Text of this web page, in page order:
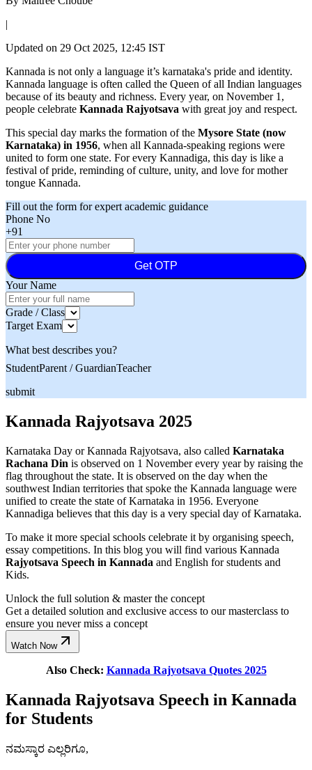
|
Updated on 29 Oct 2025, 12:45 IST
Kannada is not only a language it’s karnataka's pride and identity.
Kannada language is often called the Queen of all Indian languages
because of its beauty and richness. Every year, on November 1,
people celebrate Kannada Rajyotsava with great joy and respect.
This special day marks the formation of the Mysore State (now
Karnataka) in 1956, when all Kannada-speaking regions were
united to form one state. For every Kannadiga, this day is like a
festival of pride, reminding of culture, unity, and love for mother
tongue Kannada.
Fill out the form for expert academic guidance
Phone No
+91
Get OTP
Your Name
Grade / Class
Target Exam
What best describes you?
StudentParent / GuardianTeacher
submit
Kannada Rajyotsava 2025
Karnataka Day or Kannada Rajyotsava, also called Karnataka
Rachana Din is observed on 1 November every year by raising the
flag throughout the state. It is observed on the day when the
southwest Indian territories that spoke the Kannada language were
unified to create the state of Karnataka in 1956. Everyone
Kannadiga believes that this day is a very special day of Karnataka.
To make it more special schools celebrate it by organising speech,
essay competitions. In this blog you will find various Kannada
Rajyotsava Speech in Kannada and English for students and
Kids.
Unlock the full solution & master the concept
Get a detailed solution and exclusive access to our masterclass to
ensure you never miss a concept
Watch Now
Also Check: Kannada Rajyotsava Quotes 2025
Kannada Rajyotsava Speech in Kannada
for Students
ನಮಸ್ಕಾರ ಎಲ್ಲರಿಗೂ,